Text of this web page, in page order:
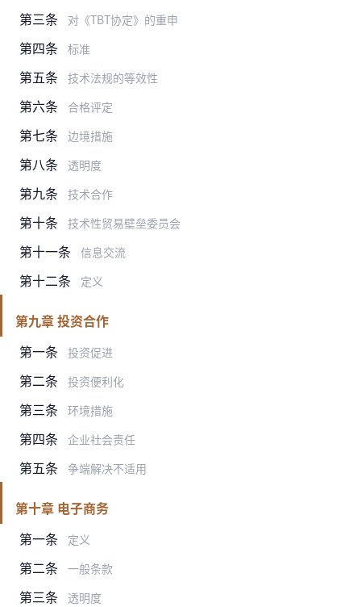
第三条 对《TBT协定》的重申
第四条 标准
第五条 技术法规的等效性
第六条 合格评定
第七条 边境措施
第八条 透明度
第九条 技术合作
第十条 技术性贸易壁垒委员会
第十一条 信息交流
第十二条 定义
第九章 投资合作
第一条
投资促进
第二条 投资便利化
第三条 环境措施
第四条 企业社会责任
第五条 争端解决不适用
第十章 电子商务
第一条
定义
第二条 一般条款
第三条 透明度